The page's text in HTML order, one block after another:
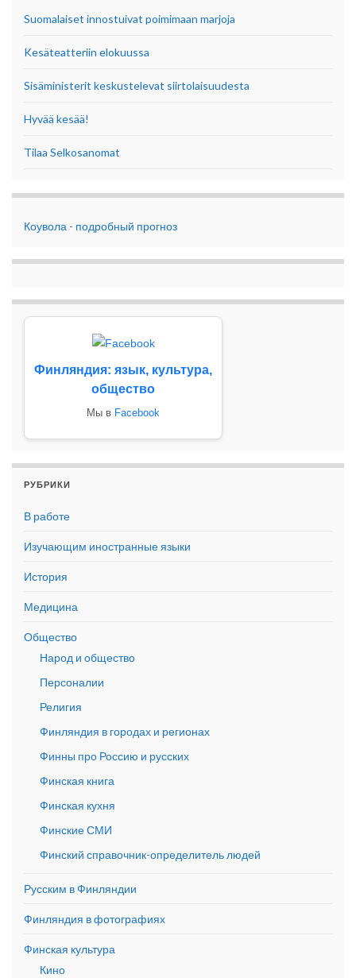
Suomalaiset innostuivat poimimaan marjoja
Kesäteatteriin elokuussa
Sisäministerit keskustelevat siirtolaisuudesta
Hyvää kesää!
Tilaa Selkosanomat
Коувола - подробный прогноз
Финляндия: язык, культура,
общество
Мы в Facebook
РУБРИКИ
В работе
Изучающим иностранные языки
История
Медицина
Общество
Народ и общество
Персоналии
Религия
Финляндия в городах и регионах
Финны про Россию и русских
Финская книга
Финская кухня
Финские СМИ
Финский справочник-определитель людей
Русским в Финляндии
Финляндия в фотографиях
Финская культура
Кино